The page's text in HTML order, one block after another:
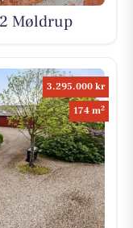
Møldrup
3.295.000 kr
174 m2